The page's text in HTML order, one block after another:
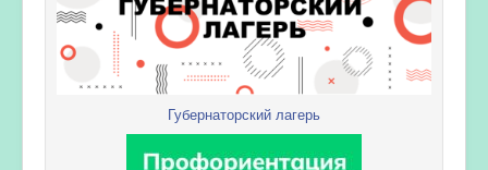
Губернаторский лагерь